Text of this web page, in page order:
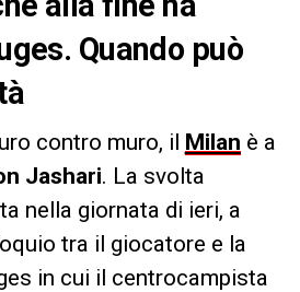
Quando può
contro muro, il Milan è a
Jashari. La svolta
nella giornata di ieri, a
tra il giocatore e la
in cui il centrocampista